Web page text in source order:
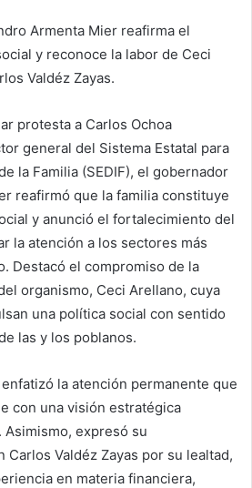
Armenta Mier reafirma el
y reconoce la labor de Ceci
Valdéz Zayas.
protesta a Carlos Ochoa
general del Sistema Estatal para
la Familia (SEDIF), el gobernador
reafirmó que la familia constituye
y anunció el fortalecimiento del
la atención a los sectores más
Destacó el compromiso de la
organismo, Ceci Arellano, cuya
una política social con sentido
las y los poblanos.
la atención permanente que
con una visión estratégica
expresó su
Carlos Valdéz Zayas por su lealtad,
en materia financiera,